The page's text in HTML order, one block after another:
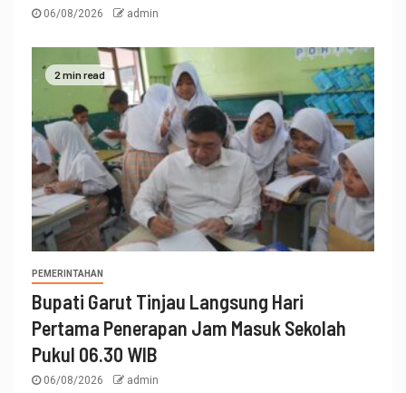
06/08/2026 admin
2 min read
PEMERINTAHAN
Bupati Garut Tinjau Langsung Hari
Pertama Penerapan Jam Masuk Sekolah
Pukul 06.30 WIB
06/08/2026 admin